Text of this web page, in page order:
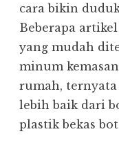
cara bikin
Beberapa
yang mudah
minum
rumah,
lebih baik dari
plastik bekas